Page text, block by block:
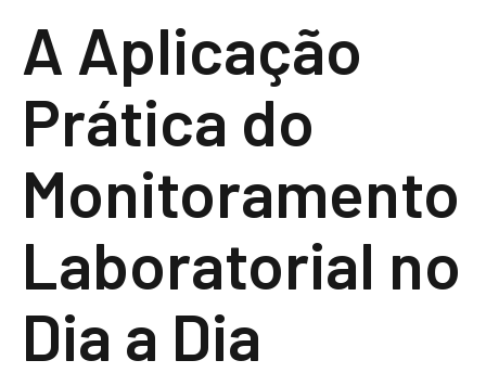
A Aplicação
Prática do
Monitoramento
Laboratorial no
Dia a Dia